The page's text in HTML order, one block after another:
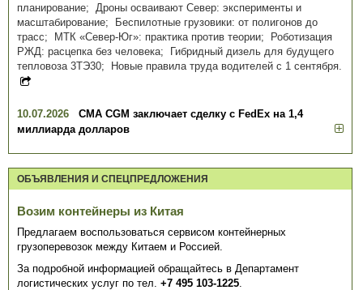
планирование; Дроны осваивают Север: эксперименты и
масштабирование; Беспилотные грузовики: от полигонов до
трасс; МТК «Север-Юг»: практика против теории; Роботизация
РЖД: расцепка без человека; Гибридный дизель для будущего
тепловоза 3ТЭ30; Новые правила труда водителей с 1 сентября.
10.07.2026
CMA CGM заключает сделку с FedEx на 1,4
миллиарда долларов
ОБЪЯВЛЕНИЯ И СПЕЦПРЕДЛОЖЕНИЯ
Возим контейнеры из Китая
Предлагаем воспользоваться сервисом контейнерных
грузоперевозок между Китаем и Россией.
За подробной информацией обращайтесь в Департамент
логистических услуг по тел. +7 495 103-1225